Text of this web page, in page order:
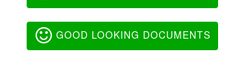
GOOD LOOKING DOCUMENTS